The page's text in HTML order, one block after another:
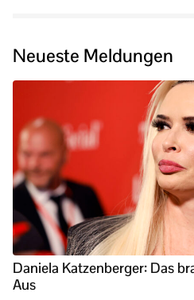
Neueste Meldungen
Daniela Katzenberger: Das
Aus